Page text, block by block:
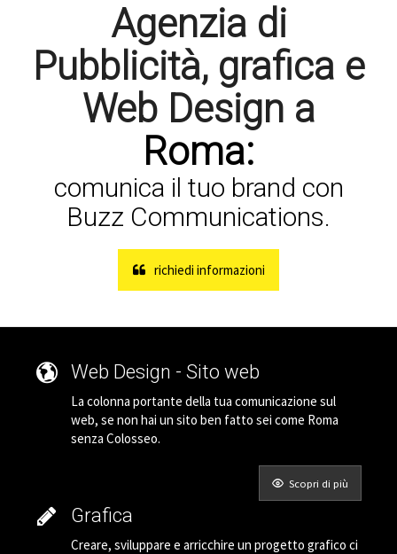
Agenzia di
Pubblicità, grafica e
Web Design a
Roma:
comunica il tuo brand con
Buzz Communications.
richiedi informazioni
Web Design - Sito web
La colonna portante della tua comunicazione sul
web, se non hai un sito ben fatto sei come Roma
senza Colosseo.
Scopri di più
Grafica
Creare, sviluppare e arricchire un progetto grafico ci